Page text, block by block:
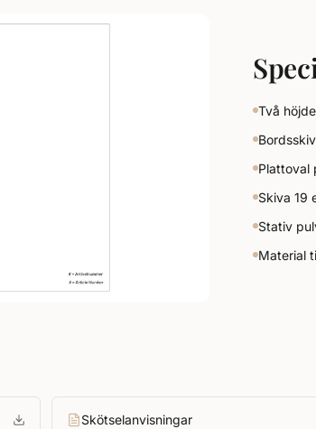
Två
Plattoval
Skiva 19
Stativ
Material
Skötselanvisningar